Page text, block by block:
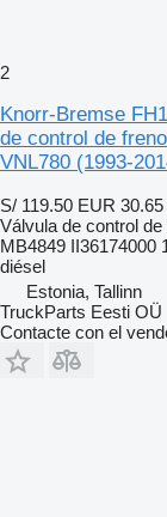
2
Knorr-Bremse
de control de
VNL780 (1993-
S/ 119.50 EUR 30.65
Válvula de control de
MB4849 II36174000
diésel
Estonia, Tallinn
TruckParts Eesti OÜ
Contacte con el